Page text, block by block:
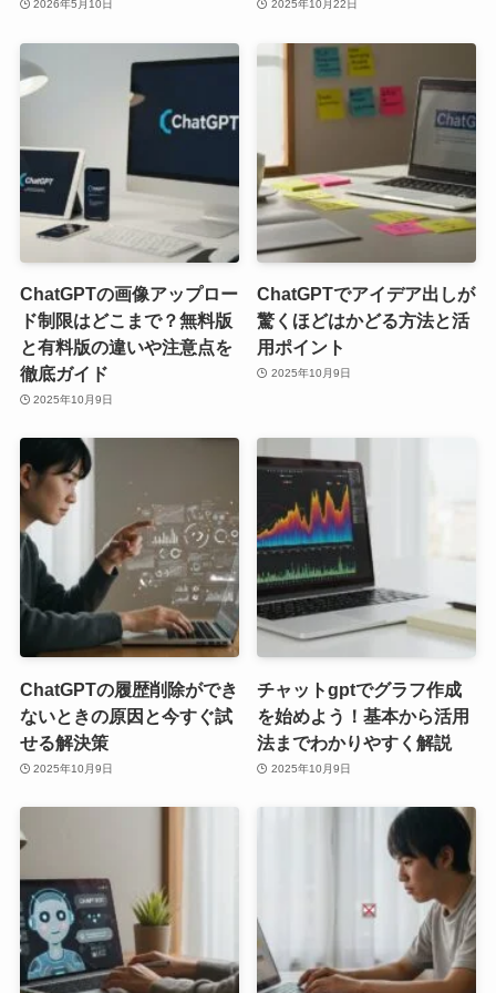
2026年5月10日 2025年10月22日
ChatGPTの画像アップロー
ド制限はどこまで？無料版
と有料版の違いや注意点を
徹底ガイド
2025年10月9日
ChatGPTでアイデア出しが
驚くほどはかどる方法と活
用ポイント
2025年10月9日
ChatGPTの履歴削除ができ
ないときの原因と今すぐ試
せる解決策
2025年10月9日
チャットgptでグラフ作成
を始めよう！基本から活用
法までわかりやすく解説
2025年10月9日